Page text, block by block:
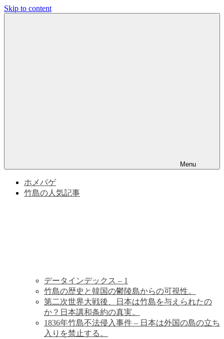
Skip to content
島
Menu
ホメパゲ
竹島の人気記事
データインデックス – 1
竹島の歴史と韓国の鬱陵島からの可視性。
第二次世界大戦後、日本は竹島を与えられたの
か？日本講和条約の真実。
1836年竹島不法侵入事件 – 日本は外国の島の立ち
入りを禁止する。